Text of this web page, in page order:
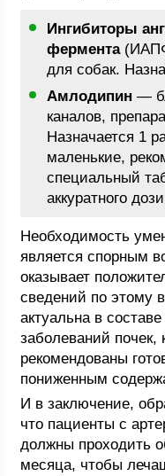
Ингибиторы
фермента
для собак.
Амлодипин —
каналов,
Назначается 1
маленькие,
специальный
аккуратного
Необходимость
является спорным
оказывает
сведений по этому
актуальна в
заболеваний почек,
рекомендованы
пониженным
И в заключение,
что пациенты с
должны проходить
месяца, чтобы